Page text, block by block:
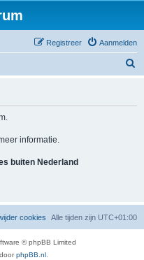
Aanmelden
Registreer
informatie.
buiten Nederland
Alle tijden zijn UTC+01:00
cookies
© phpBB Limited
phpBB.nl